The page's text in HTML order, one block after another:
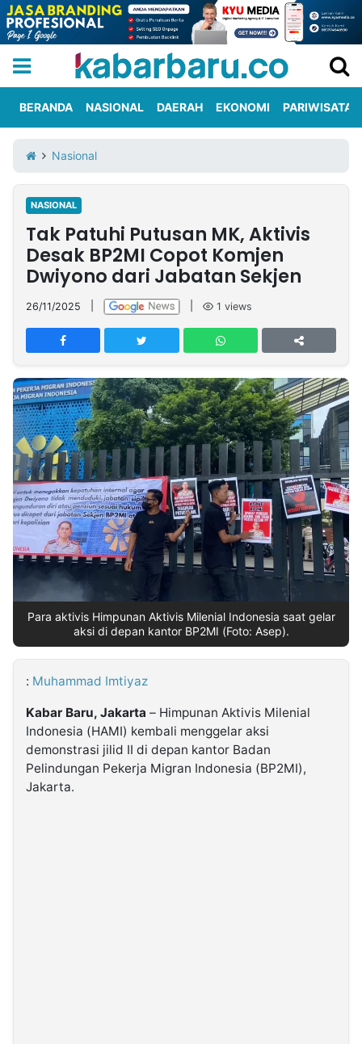
Iklan
Berita
Kami
Nasional
International
Olahraga
Entertainment
Daerah
Pariwisata
Kuliner
Kolom
Network
PT
TREETAN
INDONESIA
Partner
Insight
NTB
Suara
Time
Lens
IDN
Daily
Jogja
Jalan
Rakyat
Idealita
News
Kita
Notice
Dinamikapost.com
Radar
Baru
Seedbacklink
Kabarbaru
Kabarbaru.co
2026
BERANDA NASIONAL DAERAH EKONOMI PARIWISATA
Nasional
NASIONAL
Tak Patuhi Putusan MK, Aktivis
Desak BP2MI Copot Komjen
Dwiyono dari Jabatan Sekjen
26/11/2025 1 views
Para aktivis Himpunan Aktivis Milenial Indonesia saat gelar
aksi di depan kantor BP2MI (Foto: Asep).
: Muhammad Imtiyaz
Kabar Baru, Jakarta – Himpunan Aktivis Milenial
Indonesia (HAMI) kembali menggelar aksi
demonstrasi jilid II di depan kantor Badan
Pelindungan Pekerja Migran Indonesia (BP2MI),
Jakarta.